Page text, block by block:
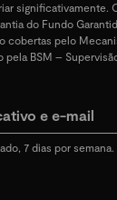
significativamente.
do Fundo
cobertas pelo
pela BSM –
e e-mail
7 dias por semana.